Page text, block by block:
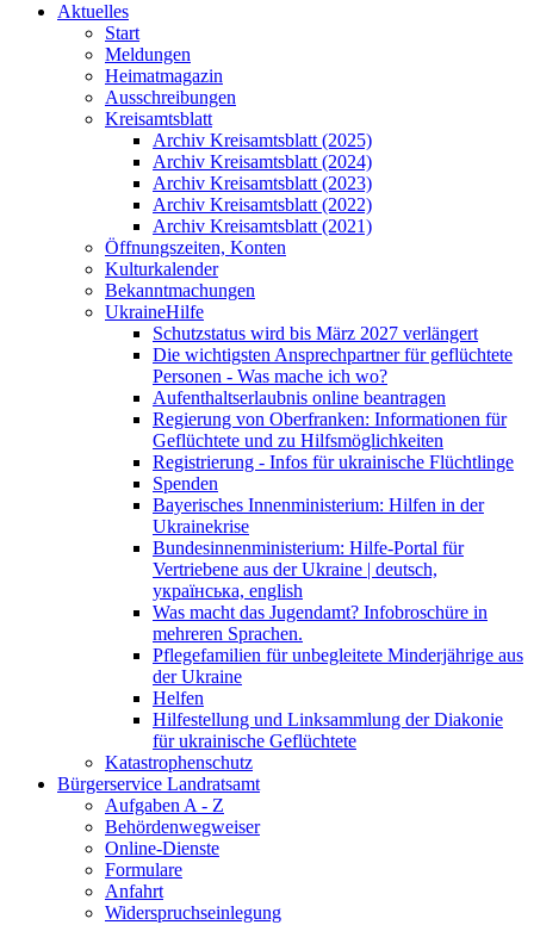
Aktuelles
Start
Meldungen
Heimatmagazin
Ausschreibungen
Kreisamtsblatt
Archiv Kreisamtsblatt (2025)
Archiv Kreisamtsblatt (2024)
Archiv Kreisamtsblatt (2023)
Archiv Kreisamtsblatt (2022)
Archiv Kreisamtsblatt (2021)
Öffnungszeiten, Konten
Kulturkalender
Bekanntmachungen
UkraineHilfe
Schutzstatus wird bis März 2027 verlängert
Die wichtigsten Ansprechpartner für geflüchtete
Personen - Was mache ich wo?
Aufenthaltserlaubnis online beantragen
Regierung von Oberfranken: Informationen für
Geflüchtete und zu Hilfsmöglichkeiten
Registrierung - Infos für ukrainische Flüchtlinge
Spenden
Bayerisches Innenministerium: Hilfen in der
Ukrainekrise
Bundesinnenministerium: Hilfe-Portal für
Vertriebene aus der Ukraine | deutsch,
українська, english
Was macht das Jugendamt? Infobroschüre in
mehreren Sprachen.
Pflegefamilien für unbegleitete Minderjährige aus
der Ukraine
Helfen
Hilfestellung und Linksammlung der Diakonie
für ukrainische Geflüchtete
Katastrophenschutz
Bürgerservice Landratsamt
Aufgaben A - Z
Behördenwegweiser
Online-Dienste
Formulare
Anfahrt
Widerspruchseinlegung